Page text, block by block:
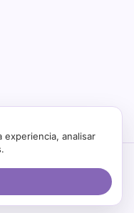
de Uso
experiencia, analisar